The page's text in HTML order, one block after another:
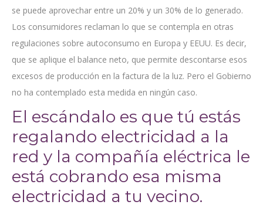
se puede aprovechar entre un 20% y un 30% de lo generado.
Los consumidores reclaman lo que se contempla en otras
regulaciones sobre autoconsumo en Europa y EEUU. Es decir,
que se aplique el balance neto, que permite descontarse esos
excesos de producción en la factura de la luz. Pero el Gobierno
no ha contemplado esta medida en ningún caso.
El escándalo es que tú estás
regalando electricidad a la
red y la compañía eléctrica le
está cobrando esa misma
electricidad a tu vecino.